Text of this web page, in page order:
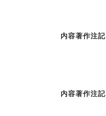
内容著作注記
内容著作注記